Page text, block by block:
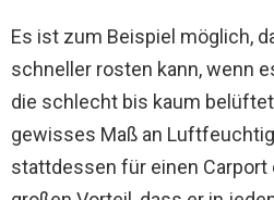
Es ist zum Beispiel möglich,
schneller rosten kann, wenn
die schlecht bis kaum
gewisses Maß an
stattdessen für einen